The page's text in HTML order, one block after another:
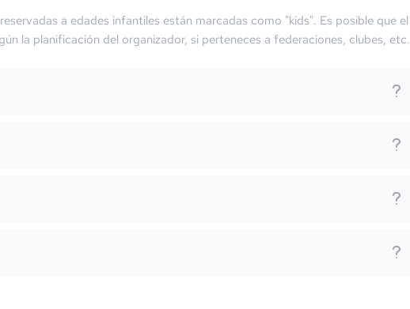
a edades infantiles están marcadas como "kids". Es posible que el
la planificación del organizador, si perteneces a federaciones, clubes, etc.